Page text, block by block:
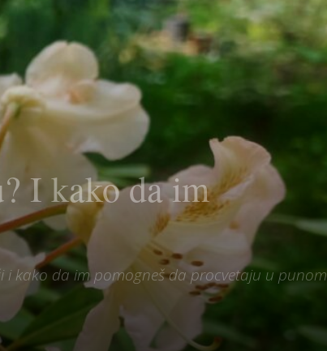
I kako da im
i kako da im pomogneš da procvetaju u punom